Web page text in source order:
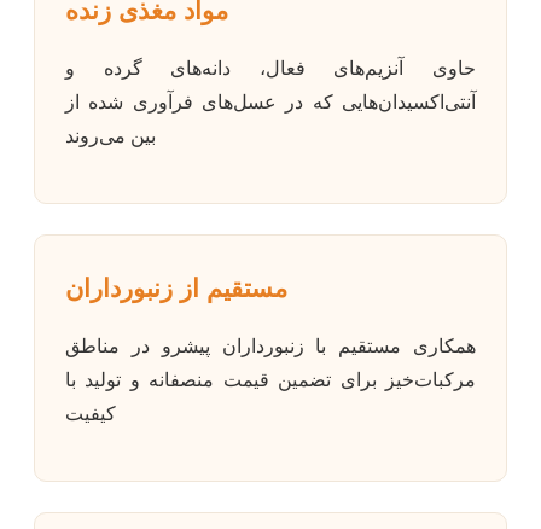
مواد مغذی زنده
حاوی آنزیم‌های فعال، دانه‌های گرده و
آنتی‌اکسیدان‌هایی که در عسل‌های فرآوری شده از
بین می‌روند
مستقیم از زنبورداران
همکاری مستقیم با زنبورداران پیشرو در مناطق
مرکبات‌خیز برای تضمین قیمت منصفانه و تولید با
کیفیت